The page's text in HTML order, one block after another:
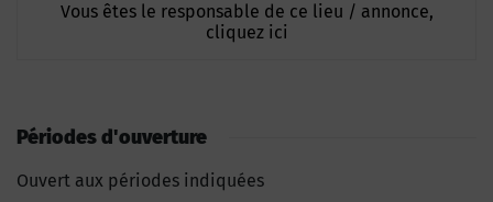
Vous êtes le responsable de ce lieu / annonce,
cliquez ici
Périodes d'ouverture
Ouvert aux périodes indiquées